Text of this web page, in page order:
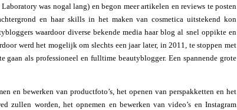
was nogal lang) en begon meer artikelen en reviews te posten
en haar skills in het maken van cosmetica uitstekend kon
waardoor diverse bekende media haar blog al snel oppikte en
werd het mogelijk om slechts een jaar later, in 2011, te stoppen met
gaan als professioneel en fulltime beautyblogger. Een spannende grote
en bewerken van productfoto’s, het openen van perspakketten en het
zullen worden, het opnemen en bewerken van video’s en Instagram